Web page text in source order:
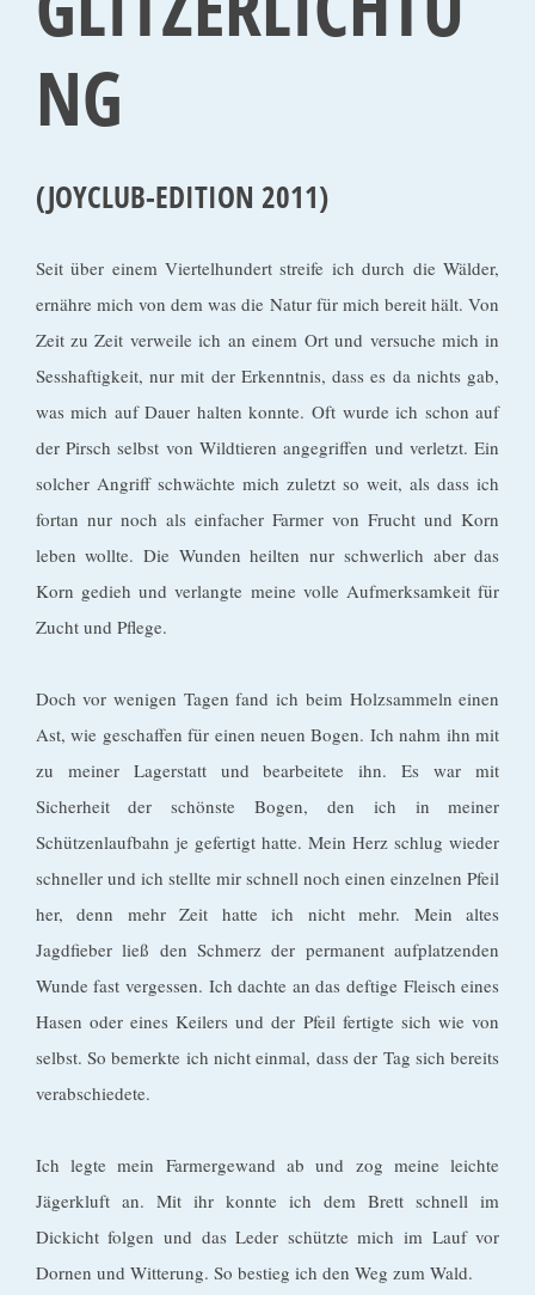
NG
(JOYCLUB-EDITION 2011)
Seit über einem Viertelhundert streife ich durch die Wälder,
ernähre mich von dem was die Natur für mich bereit hält. Von
Zeit zu Zeit verweile ich an einem Ort und versuche mich in
Sesshaftigkeit, nur mit der Erkenntnis, dass es da nichts gab,
was mich auf Dauer halten konnte. Oft wurde ich schon auf
der Pirsch selbst von Wildtieren angegriffen und verletzt. Ein
solcher Angriff schwächte mich zuletzt so weit, als dass ich
fortan nur noch als einfacher Farmer von Frucht und Korn
leben wollte. Die Wunden heilten nur schwerlich aber das
Korn gedieh und verlangte meine volle Aufmerksamkeit für
Zucht und Pflege.
Doch vor wenigen Tagen fand ich beim Holzsammeln einen
Ast, wie geschaffen für einen neuen Bogen. Ich nahm ihn mit
zu meiner Lagerstatt und bearbeitete ihn. Es war mit
Sicherheit der schönste Bogen, den ich in meiner
Schützenlaufbahn je gefertigt hatte. Mein Herz schlug wieder
schneller und ich stellte mir schnell noch einen einzelnen Pfeil
her, denn mehr Zeit hatte ich nicht mehr. Mein altes
Jagdfieber ließ den Schmerz der permanent aufplatzenden
Wunde fast vergessen. Ich dachte an das deftige Fleisch eines
Hasen oder eines Keilers und der Pfeil fertigte sich wie von
selbst. So bemerkte ich nicht einmal, dass der Tag sich bereits
verabschiedete.
Ich legte mein Farmergewand ab und zog meine leichte
Jägerkluft an. Mit ihr konnte ich dem Brett schnell im
Dickicht folgen und das Leder schützte mich im Lauf vor
Dornen und Witterung. So bestieg ich den Weg zum Wald.